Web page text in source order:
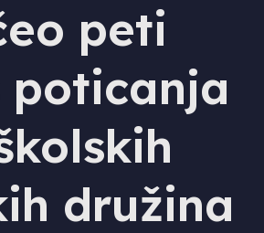
peti
poticanja
družina